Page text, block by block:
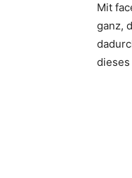
Mit
ganz,
dieses